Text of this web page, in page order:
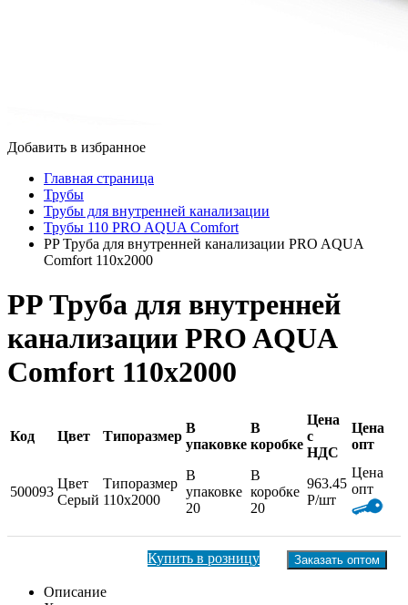
Добавить в избранное
Главная страница
Трубы
Трубы для внутренней канализации
Трубы 110 PRO AQUA Comfort
PP Труба для внутренней канализации PRO AQUA
Comfort 110x2000
PP Труба для внутренней
канализации PRO AQUA
Comfort 110x2000
Код Цвет Типоразмер
В
упаковке
В
коробке
Цена
с
НДС
Цена
опт
500093
Цвет
Серый
Типоразмер
110x2000
В
упаковке
20
В
коробке
20
963.45
Р/шт
Цена
опт
Заказать оптом
Купить в розницу
Описание